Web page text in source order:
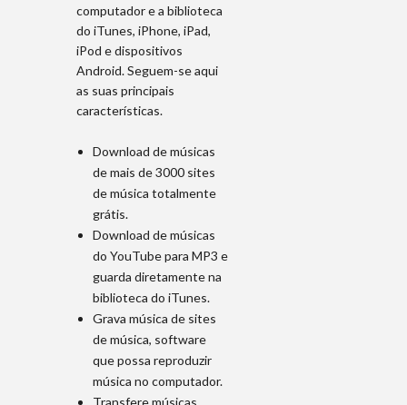
computador e a biblioteca
do iTunes, iPhone, iPad,
iPod e dispositivos
Android. Seguem-se aqui
as suas principais
características.
Download de músicas
de mais de 3000 sites
de música totalmente
grátis.
Download de músicas
do YouTube para MP3 e
guarda diretamente na
biblioteca do iTunes.
Grava música de sites
de música, software
que possa reproduzir
música no computador.